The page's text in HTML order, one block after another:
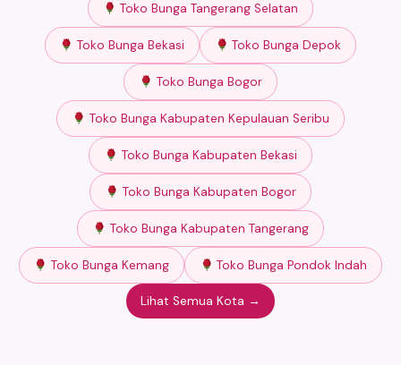
Toko Bunga Tangerang Selatan
Toko Bunga Bekasi Toko Bunga Depok
Toko Bunga Bogor
Toko Bunga Kabupaten Kepulauan Seribu
Toko Bunga Kabupaten Bekasi
Toko Bunga Kabupaten Bogor
Toko Bunga Kabupaten Tangerang
Toko Bunga Kemang Toko Bunga Pondok Indah
Lihat Semua Kota →